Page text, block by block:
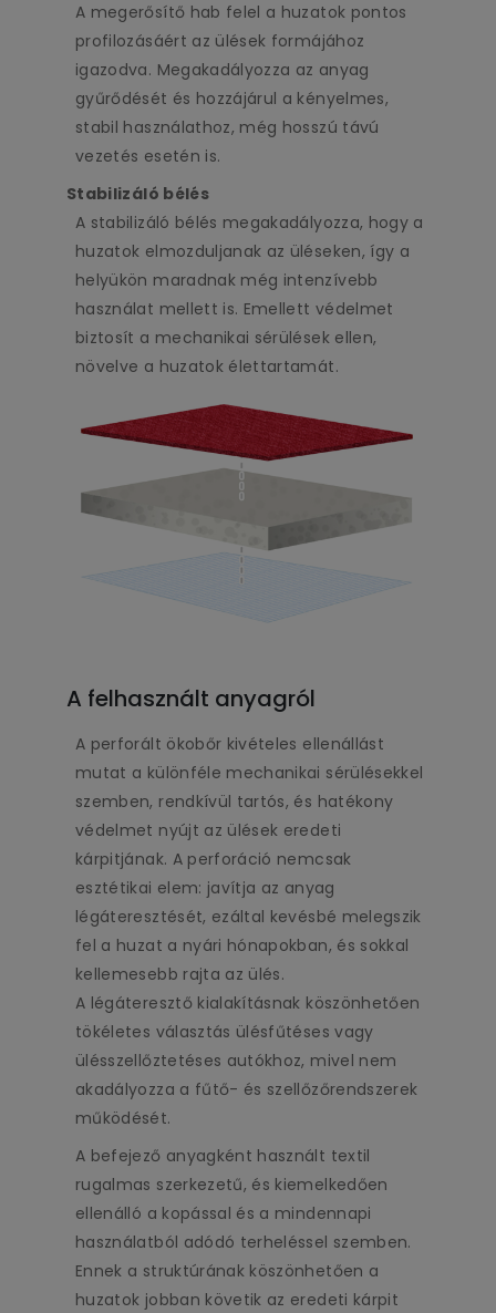
A megerősítő hab felel a huzatok pontos
profilozásáért az ülések formájához
igazodva. Megakadályozza az anyag
gyűrődését és hozzájárul a kényelmes,
stabil használathoz, még hosszú távú
vezetés esetén is.
Stabilizáló bélés
A stabilizáló bélés megakadályozza, hogy a
huzatok elmozduljanak az üléseken, így a
helyükön maradnak még intenzívebb
használat mellett is. Emellett védelmet
biztosít a mechanikai sérülések ellen,
növelve a huzatok élettartamát.
A felhasznált anyagról
A perforált ökobőr kivételes ellenállást
mutat a különféle mechanikai sérülésekkel
szemben, rendkívül tartós, és hatékony
védelmet nyújt az ülések eredeti
kárpitjának. A perforáció nemcsak
esztétikai elem: javítja az anyag
légáteresztését, ezáltal kevésbé melegszik
fel a huzat a nyári hónapokban, és sokkal
kellemesebb rajta az ülés.
A légáteresztő kialakításnak köszönhetően
tökéletes választás ülésfűtéses vagy
ülésszellőztetéses autókhoz, mivel nem
akadályozza a fűtő- és szellőzőrendszerek
működését.
A befejező anyagként használt textil
rugalmas szerkezetű, és kiemelkedően
ellenálló a kopással és a mindennapi
használatból adódó terheléssel szemben.
Ennek a struktúrának köszönhetően a
huzatok jobban követik az eredeti kárpit